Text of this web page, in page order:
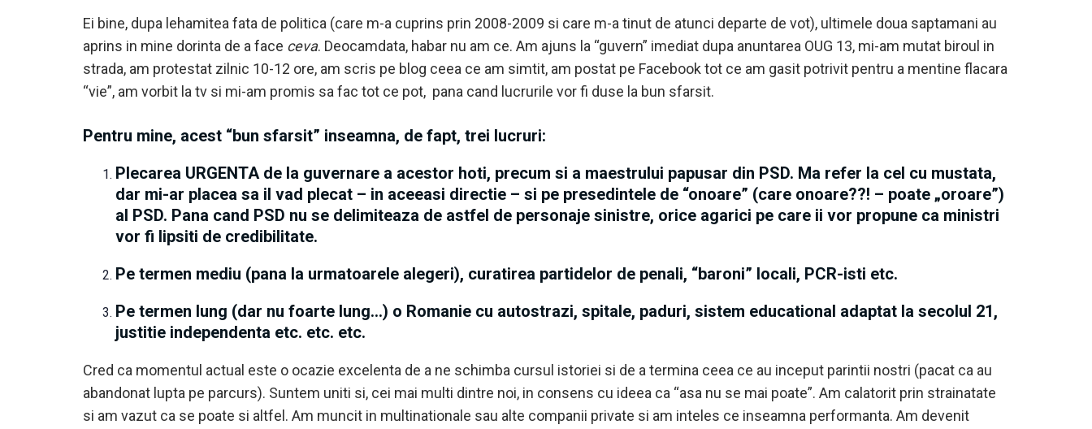
Ei bine, dupa lehamitea fata de politica (care m-a cuprins prin 2008-2009 si care m-a tinut de atunci departe de vot), ultimele doua saptamani au
aprins in mine dorinta de a face ceva. Deocamdata, habar nu am ce. Am ajuns la “guvern” imediat dupa anuntarea OUG 13, mi-am mutat biroul in
strada, am protestat zilnic 10-12 ore, am scris pe blog ceea ce am simtit, am postat pe Facebook tot ce am gasit potrivit pentru a mentine flacara
“vie”, am vorbit la tv si mi-am promis sa fac tot ce pot, pana cand lucrurile vor fi duse la bun sfarsit.
Pentru mine, acest “bun sfarsit” inseamna, de fapt, trei lucruri:
Plecarea URGENTA de la guvernare a acestor hoti, precum si a maestrului papusar din PSD. Ma refer la cel cu mustata,
dar mi-ar placea sa il vad plecat – in aceeasi directie – si pe presedintele de “onoare” (care onoare??! – poate „oroare”)
al PSD. Pana cand PSD nu se delimiteaza de astfel de personaje sinistre, orice agarici pe care ii vor propune ca ministri
vor fi lipsiti de credibilitate.
Pe termen mediu (pana la urmatoarele alegeri), curatirea partidelor de penali, “baroni” locali, PCR-isti etc.
Pe termen lung (dar nu foarte lung…) o Romanie cu autostrazi, spitale, paduri, sistem educational adaptat la secolul 21,
justitie independenta etc. etc. etc.
Cred ca momentul actual este o ocazie excelenta de a ne schimba cursul istoriei si de a termina ceea ce au inceput parintii nostri (pacat ca au
abandonat lupta pe parcurs). Suntem uniti si, cei mai multi dintre noi, in consens cu ideea ca “asa nu se mai poate”. Am calatorit prin strainatate
si am vazut ca se poate si altfel. Am muncit in multinationale sau alte companii private si am inteles ce inseamna performanta. Am devenit